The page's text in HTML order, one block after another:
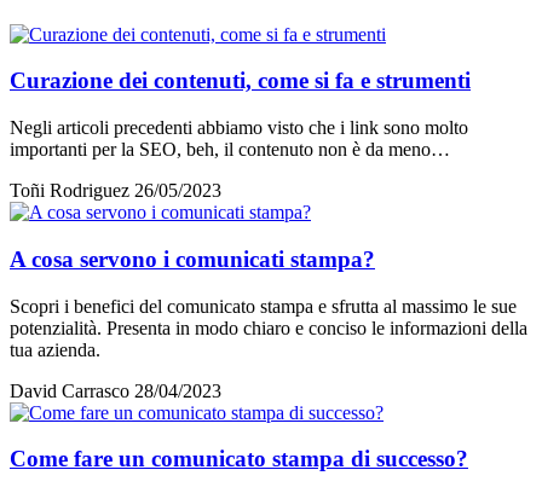
Curazione dei contenuti, come si fa e strumenti
Negli articoli precedenti abbiamo visto che i link sono molto
importanti per la SEO, beh, il contenuto non è da meno…
Toñi Rodriguez 26/05/2023
A cosa servono i comunicati stampa?
Scopri i benefici del comunicato stampa e sfrutta al massimo le sue
potenzialità. Presenta in modo chiaro e conciso le informazioni della
tua azienda.
David Carrasco 28/04/2023
Come fare un comunicato stampa di successo?